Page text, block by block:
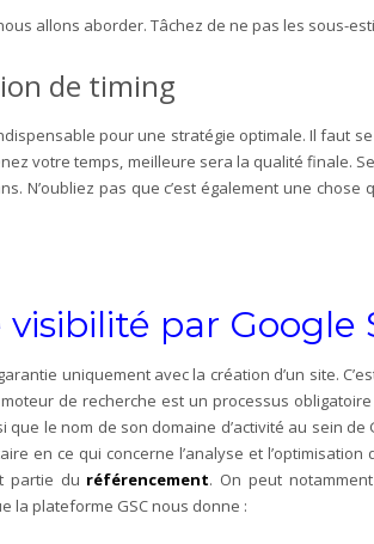
allons aborder. Tâchez de ne pas les sous-
de timing
pour une stratégie optimale. Il faut
votre temps, meilleure sera la qualité finale.
N’oubliez pas que c’est également une
visibilité par Google
uniquement avec la création d’un site.
de recherche est un processus
que le nom de son domaine d’activité au sein
en ce qui concerne l’analyse et
partie du référencement. On peut
la plateforme GSC nous donne :